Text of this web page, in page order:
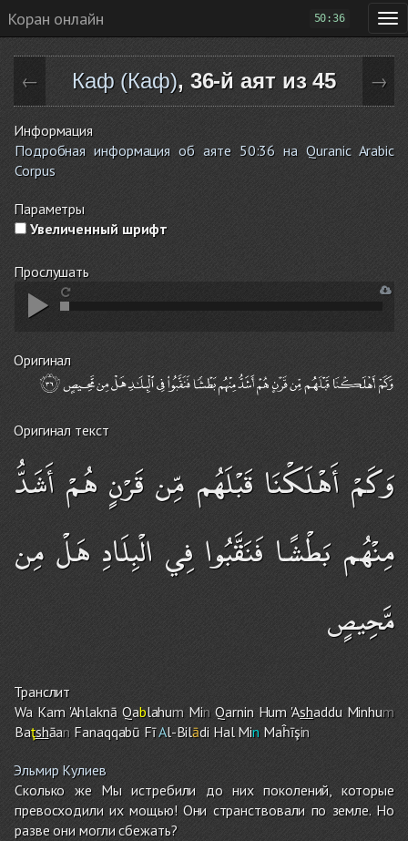
Коран онлайн 50:36
← Каф (Каф), 36-й аят из 45 →
Информация
Подробная информация об аяте 50:36 на Quranic Arabic
Corpus
Параметры
Увеличенный шрифт
Прослушать
Оригинал
Оригинал текст
وَكَمْ أَهْلَكْنَا قَبْلَهُم مِّن قَرْنٍ هُمْ أَشَدُّ
مِنْهُم بَطْشًا فَنَقَّبُوا فِي الْبِلَادِ هَلْ مِن
مَّحِيصٍ
Транслит
Wa Kam'Ahlaknā Qablahum MinQarnin Hum 'Ashaddu Minhum
Baţshāan Fanaqqabū FīAl-Bilādi Hal Min Maĥīşin
Эльмир Кулиев
Сколько же Мы истребили до них поколений, которые
превосходили их мощью! Они странствовали по земле. Но
разве они могли сбежать?